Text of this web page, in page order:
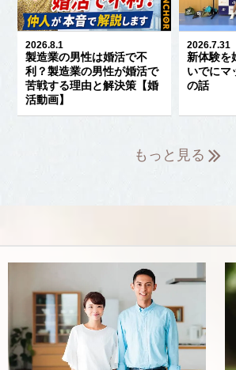
2026.8.1
製造業の男性は婚活で不
利？製造業の男性が婚活で
苦戦する理由と解決策【婚
活動画】
2026.7.31
新体験を
いでにマ
の話
もっと見る